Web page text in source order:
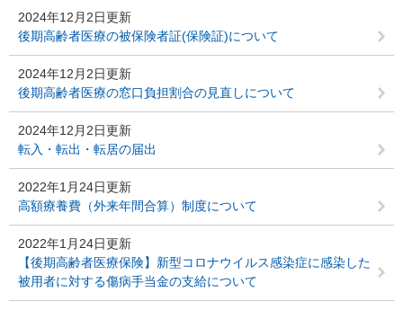
2024年12月2日更新
後期高齢者医療の被保険者証(保険証)について
2024年12月2日更新
後期高齢者医療の窓口負担割合の見直しについて
2024年12月2日更新
転入・転出・転居の届出
2022年1月24日更新
高額療養費（外来年間合算）制度について
2022年1月24日更新
【後期高齢者医療保険】新型コロナウイルス感染症に感染した
被用者に対する傷病手当金の支給について